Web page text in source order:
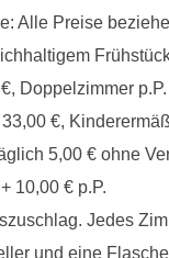
Alle Preise
Doppelzimmer
€,
5,00 € ohne
10,00 € p.P.
Jedes
und eine